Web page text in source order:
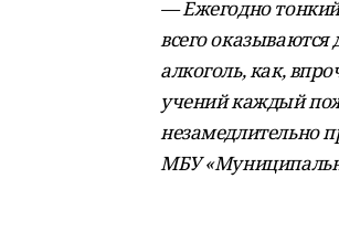
— Ежегодно
всего
алкоголь, как,
учений каждый
незамедлительно
МБУ